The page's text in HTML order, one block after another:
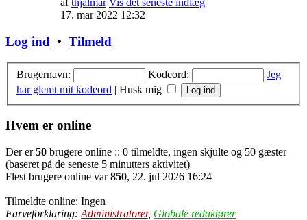
afthjalmar Vis det seneste indlæg
17. mar 2022 12:32
Log ind • Tilmeld
Brugernavn: Kodeord:
Jeg
har glemt mit kodeord | Husk mig
Hvem er online
Der er50 brugere online :: 0 tilmeldte, ingen skjulte og 50 gæster
(baseret på de seneste 5 minutters aktivitet)
Flest brugere online var850, 22. jul 2026 16:24
Tilmeldte online: Ingen
Farveforklaring: Administratorer, Globale redaktører